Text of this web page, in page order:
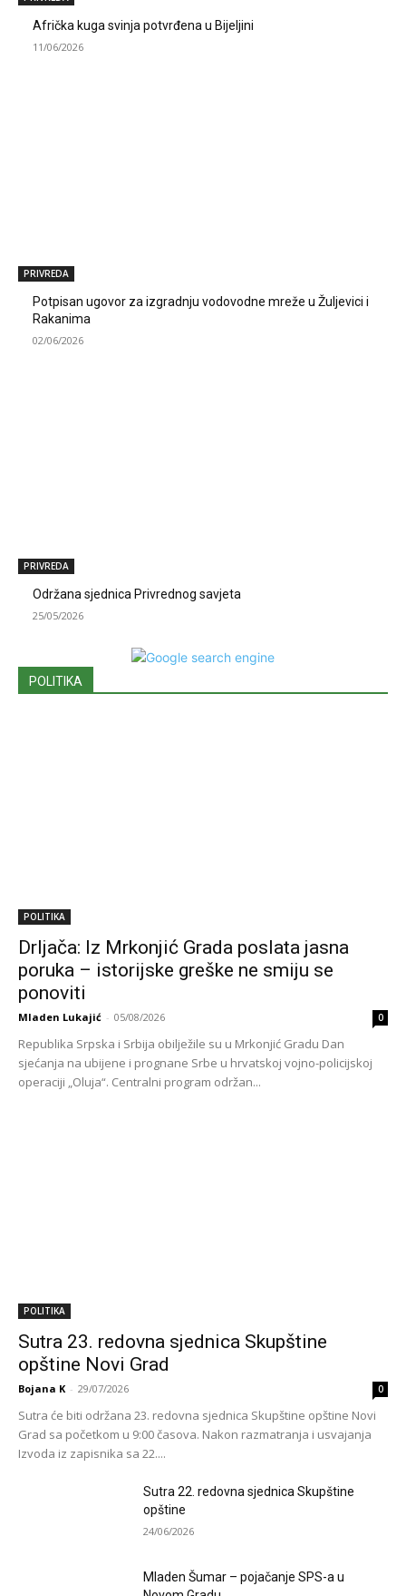
Afrička kuga svinja potvrđena u Bijeljini
11/06/2026
PRIVREDA
Potpisan ugovor za izgradnju vodovodne mreže u Žuljevici i
Rakanima
02/06/2026
PRIVREDA
Održana sjednica Privrednog savjeta
25/05/2026
POLITIKA
POLITIKA
Drljača: Iz Mrkonjić Grada poslata jasna
poruka – istorijske greške ne smiju se
ponoviti
Mladen Lukajić - 05/08/2026 0
Republika Srpska i Srbija obilježile su u Mrkonjić Gradu Dan
sjećanja na ubijene i prognane Srbe u hrvatskoj vojno-policijskoj
operaciji „Oluja“. Centralni program održan...
POLITIKA
Sutra 23. redovna sjednica Skupštine
opštine Novi Grad
Bojana K - 29/07/2026 0
Sutra će biti održana 23. redovna sjednica Skupštine opštine Novi
Grad sa početkom u 9:00 časova. Nakon razmatranja i usvajanja
Izvoda iz zapisnika sa 22....
Sutra 22. redovna sjednica Skupštine
opštine
24/06/2026
Mladen Šumar – pojačanje SPS-a u